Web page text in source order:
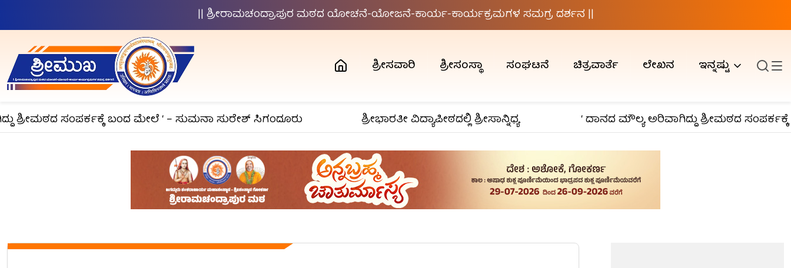
|| ಶ್ರೀರಾಮಚಂದ್ರಾಪುರ ಮಠದ ಯೋಚನೆ-ಯೋಜನೆ-ಕಾರ್ಯ-ಕಾರ್ಯಕ್ರಮಗಳ ಸಮಗ್ರ ದರ್ಶನ ||
ಶ್ರೀಸವಾರಿ ಶ್ರೀಸಂಸ್ಥಾ ಸಂಘಟನೆ ಚಿತ್ರವಾರ್ತೆ ಲೇಖನ ಇನ್ನಷ್ಟು
ಸಂಪರ್ಕಕ್ಕೆ ಬಂದ ಮೇಲೆ ‘ – ಸುಮನಾ ಸುರೇಶ್ ಸಿಗಂದೂರು ಶ್ರೀಭಾರತೀ ವಿದ್ಯಾಪೀಠದಲ್ಲಿ ಶ್ರೀಸಾನ್ನಿಧ್ಯ ‘ ದಾನದ ಮೌಲ್ಯ ಅರಿವಾಗಿದ್ದು ಶ್ರೀಮಠದ ಸಂಪರ್ಕಕ್ಕೆ